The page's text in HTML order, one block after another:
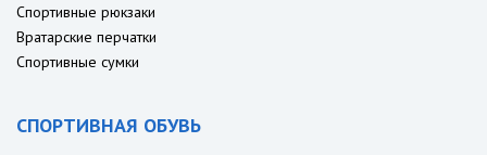
Спортивные рюкзаки
Вратарские перчатки
Спортивные сумки
СПОРТИВНАЯ ОБУВЬ